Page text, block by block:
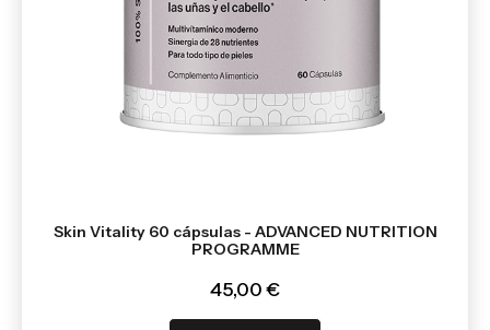
Skin Vitality 60 cápsulas - ADVANCED NUTRITION
PROGRAMME
45,00 €